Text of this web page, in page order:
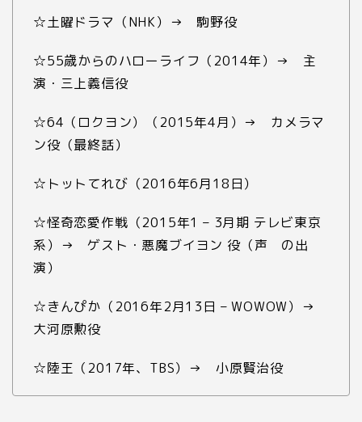
☆土曜ドラマ（NHK）→ 駒野役
☆55歳からのハローライフ（2014年）→ 主
演・三上義信役
☆64（ロクヨン）（2015年4月）→ カメラマ
ン役（最終話）
☆トットてれび（2016年6月18日）
☆怪奇恋愛作戦（2015年1 – 3月期 テレビ東京
系）→ ゲスト・悪魔ブイヨン 役（声 の出
演）
☆きんぴか（2016年2月13日 – WOWOW）→
大河原勲役
☆陸王（2017年、TBS）→ 小原賢治役